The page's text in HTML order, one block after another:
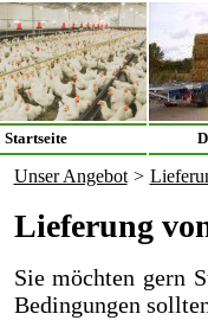
Startseite
Unser Angebot >
Lieferung
Sie möchten gern
Bedingungen